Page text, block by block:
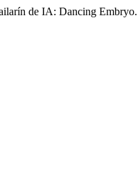
de IA: Dancing Embryo.